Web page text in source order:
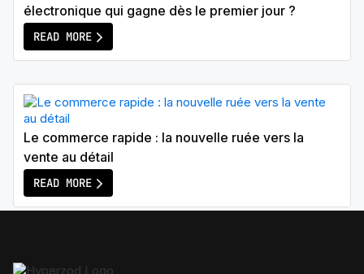
électronique qui gagne dès le premier jour ?
READ MORE
Le commerce rapide : la nouvelle ruée vers la
vente au détail
READ MORE